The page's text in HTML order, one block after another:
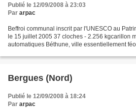
Publié le 12/09/2008 à 23:03
Par arpac
Beffroi communal inscrit par l'UNESCO au
le 15 juillet 2005 37 cloches - 2.256 kgcarillon
automatiques Béthune, ville essentiellement
Bergues (Nord)
Publié le 12/09/2008 à 18:24
Par arpac